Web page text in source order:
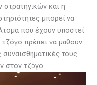
στρατηγικών και η
μπορεί να
που έχουν υποστεί
πρέπει να μάθουν
συναισθηματικές τους
στον τζόγο.